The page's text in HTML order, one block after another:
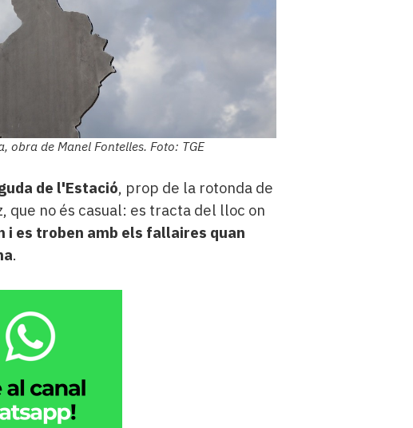
de Manel Fontelles. Foto: TGE
de l'Estació, prop de la rotonda de
que no és casual: es tracta del lloc on
i es troben amb els fallaires quan
a.